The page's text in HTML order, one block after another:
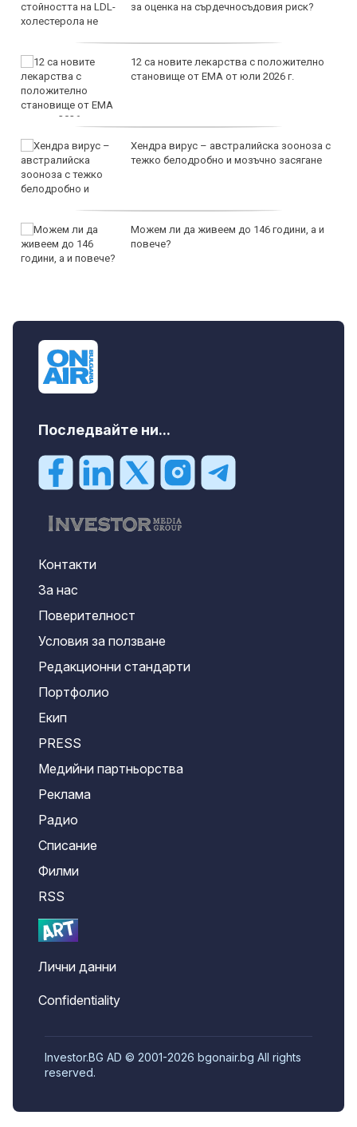
за оценка на сърдечносъдовия риск?
12 са новите лекарства с положително
становище от ЕМА от юли 2026 г.
Хендра вирус – австралийска зооноза с
тежко белодробно и мозъчно засягане
Можем ли да живеем до 146 години, а и
повече?
Последвайте ни...
Контакти
За нас
Поверителност
Условия за ползване
Редакционни стандарти
Портфолио
Екип
PRESS
Медийни партньорства
Реклама
Радио
Списание
Филми
RSS
Лични данни
Confidentiality
Investor.BG AD © 2001-2026 bgonair.bg All rights
reserved.